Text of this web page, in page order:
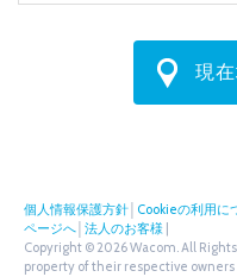
現
個人情報保護方針 Cookieの利用に
ページへ 法人のお客様
Copyright © 2026 Wacom. All
property of their respective